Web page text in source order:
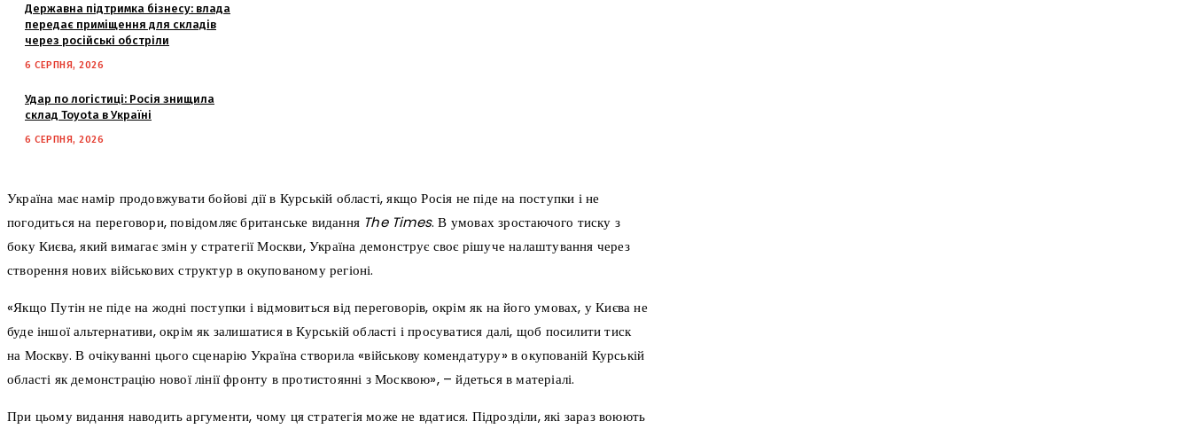
Державна підтримка бізнесу: влада
передає приміщення для складів
через російські обстріли
6 СЕРПНЯ, 2026
Удар по логістиці: Росія знищила
склад Toyota в Україні
6 СЕРПНЯ, 2026
Україна має намір продовжувати бойові дії в Курській області, якщо Росія не піде на поступки і не
погодиться на переговори, повідомляє британське видання The Times. В умовах зростаючого тиску з
боку Києва, який вимагає змін у стратегії Москви, Україна демонструє своє рішуче налаштування через
створення нових військових структур в окупованому регіоні.
«Якщо Путін не піде на жодні поступки і відмовиться від переговорів, окрім як на його умовах, у Києва не
буде іншої альтернативи, окрім як залишатися в Курській області і просуватися далі, щоб посилити тиск
на Москву. В очікуванні цього сценарію Україна створила «військову комендатуру» в окупованій Курській
області як демонстрацію нової лінії фронту в протистоянні з Москвою», – йдеться в матеріалі.
При цьому видання наводить аргументи, чому ця стратегія може не вдатися. Підрозділи, які зараз воюють